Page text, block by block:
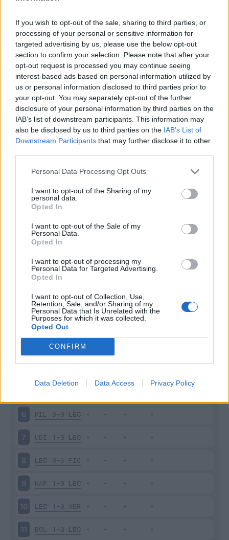
If you wish to opt-out of the sale, sharing to third parties, or
processing of your personal or sensitive information for
targeted advertising by us, please use the below opt-out
section to confirm your selection. Please note that after your
opt-out request is processed you may continue seeing
interest-based ads based on personal information utilized by
us or personal information disclosed to third parties prior to
your opt-out. You may separately opt-out of the further
disclosure of your personal information by third parties on the
IAB’s list of downstream participants. This information may
also be disclosed by us to third parties on the IAB’s List of
Downstream Participants that may further disclose it to other
Personal Data Processing Opt Outs
I want to opt-out of the Sharing of my
personal data.
Opted In
I want to opt-out of the Sale of my
Personal Data.
Opted In
I want to opt-out of processing my
Personal Data for Targeted Advertising.
Opted In
I want to opt-out of Collection, Use,
Retention, Sale, and/or Sharing of my
Personal Data that Is Unrelated with the
Purposes for which it was collected.
Opted Out
CONFIRM
Data Deletion Data Access Privacy Policy
Classic Mantra
Riepilogo stagione
Titolare 0 - 0%
Entrato 3 - 8%
Squalificato 0 - 0%
Infortunato 0 - 0
stagionale
Scarica
Giornata
1-0 CAG
6 MIL 3-0 LEC
7 UDI 1-0 LEC
8 LEC 0-6 FIO
9 NAP 1-0 LEC
10 LEC 1-0 VER
11 BOL 1-0 LEC